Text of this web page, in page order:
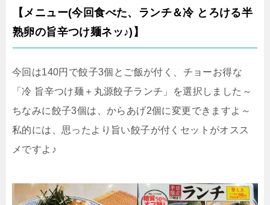
【メニュー(今回食べた、ランチ＆冷 とろける半
熟卵の旨辛つけ麺ネッ♪)】
今回は140円で餃子3個とご飯が付く、チョーお得な
「冷 旨辛つけ麺＋丸源餃子ランチ」を選択しました～
ちなみに餃子3個は、からあげ2個に変更できますよ～
私的には、思ったより旨い餃子が付くセットがオスス
メですよ♪